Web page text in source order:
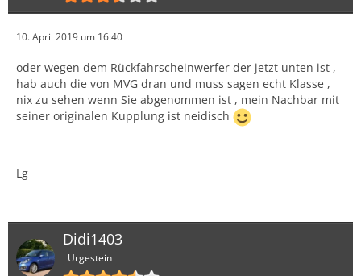
10. April 2019 um 16:40
oder wegen dem Rückfahrscheinwerfer der jetzt unten ist ,
hab auch die von MVG dran und muss sagen echt Klasse ,
nix zu sehen wenn Sie abgenommen ist , mein Nachbar mit
seiner originalen Kupplung ist neidisch
Lg
Didi1403
Urgestein